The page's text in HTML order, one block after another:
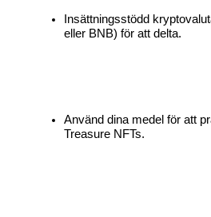
Insättningsstödd
eller BNB) för att delta.
Använd dina medel för att
Treasure NFTs.